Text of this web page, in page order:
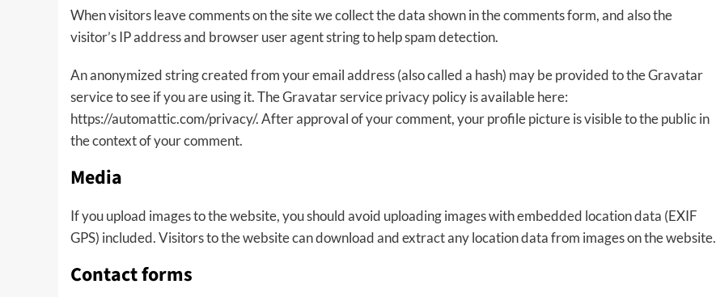
When visitors leave comments on the site we collect the data shown in the comments form, and also the
visitor’s IP address and browser user agent string to help spam detection.
An anonymized string created from your email address (also called a hash) may be provided to the Gravatar
service to see if you are using it. The Gravatar service privacy policy is available here:
https://automattic.com/privacy/. After approval of your comment, your profile picture is visible to the public in
the context of your comment.
Media
If you upload images to the website, you should avoid uploading images with embedded location data (EXIF
GPS) included. Visitors to the website can download and extract any location data from images on the website.
Contact forms